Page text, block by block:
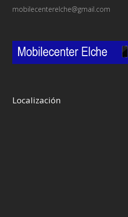
mobilecenterelche@gmail.com
Localización